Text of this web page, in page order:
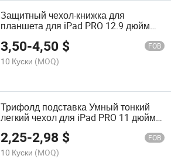
Защитный чехол-книжка для
планшета для iPad PRO 12.9 дюйм
3,50-4,50 $ FOB
10 Куски (MOQ)
Трифолд подставка Умный тонкий
легкий чехол для iPad PRO 11 дюйм
2021/2020/2018 чехол
2,25-2,98 $ FOB
10 Куски (MOQ)